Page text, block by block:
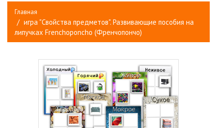
Главная
игра "Свойства предметов". Развивающие пособия на
липучках Frenchoponcho (Френчопончо)